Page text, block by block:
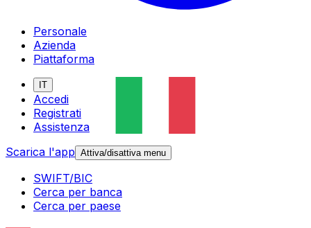
Personale
Azienda
Piattaforma
IT
Accedi
Registrati
Assistenza
Scarica l'app Attiva/disattiva menu
SWIFT/BIC
Cerca per banca
Cerca per paese